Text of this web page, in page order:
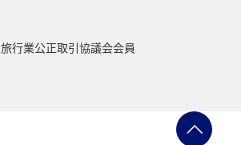
旅行業公正取引協議会会員